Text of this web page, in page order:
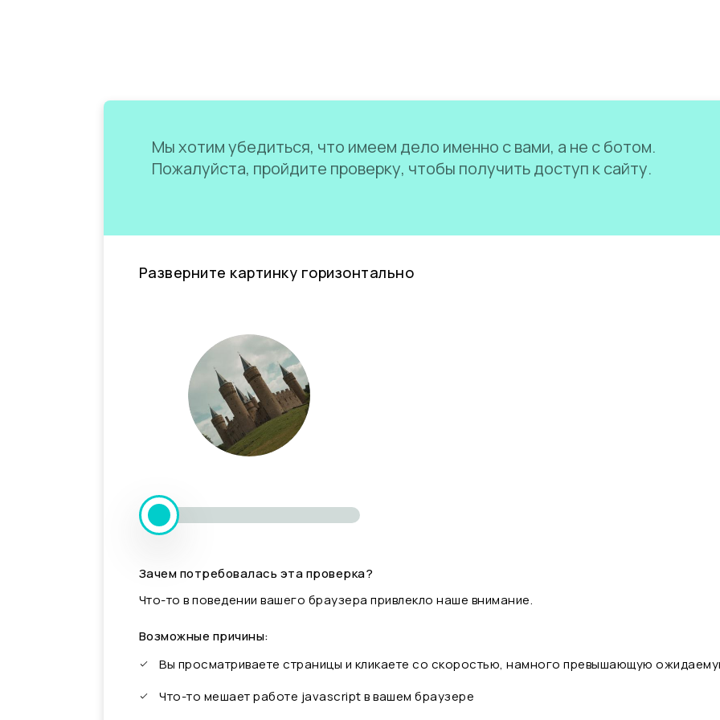
Мы хотим убедиться, что имеем дело именно с вами, а не с ботом.
Пожалуйста, пройдите проверку, чтобы получить доступ к сайту.
Разверните картинку горизонтально
Зачем потребовалась эта проверка?
Что-то в поведении вашего браузера привлекло наше внимание.
Возможные причины:
Вы просматриваете страницы и кликаете со скоростью, намного превышающую
Что-то мешает работе javascript в вашем браузере